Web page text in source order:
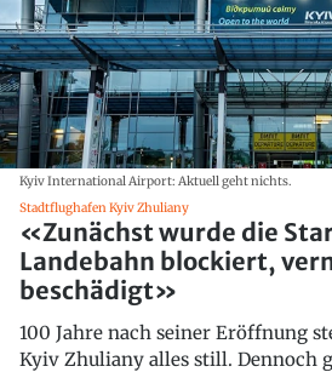
Kyiv International Airport: Aktuell geht nichts.
Stadtflughafen Kyiv Zhuliany
«Zunächst wurde die
Landebahn blockiert,
beschädigt»
100 Jahre nach seiner Eröffnung
Kyiv Zhuliany alles still. Dennoch